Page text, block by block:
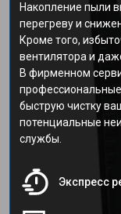
Накопление пыли
перегреву и
Кроме того,
вентилятора и
В фирменном
быструю чистку
потенциальные
службы.
Экспресс